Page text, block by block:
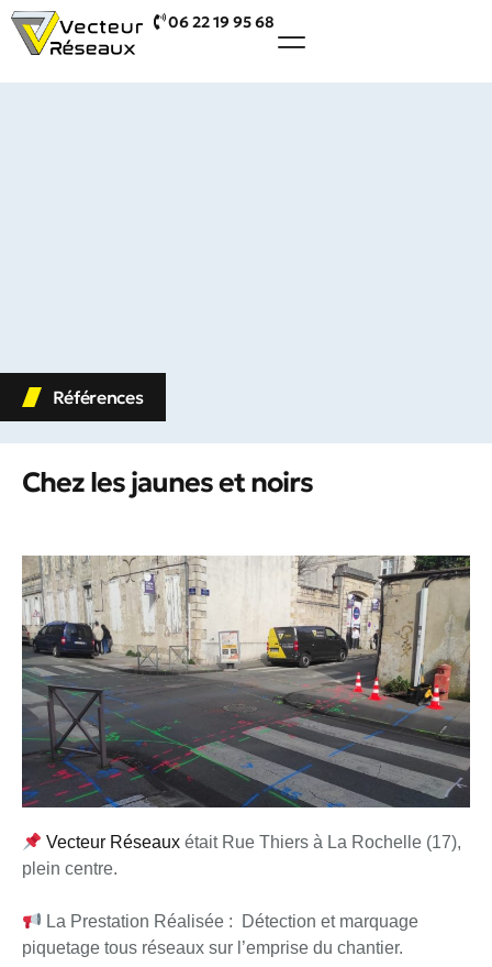
06 22 19 95 68
Références
Chez les jaunes et noirs
Vecteur Réseaux était Rue Thiers à La Rochelle (17),
plein centre.
La Prestation Réalisée : Détection et marquage
piquetage tous réseaux sur l’emprise du chantier.